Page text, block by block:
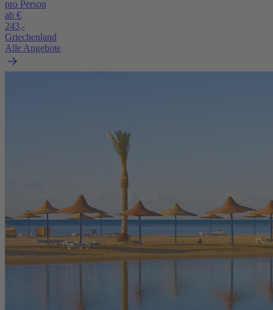
pro Person
ab €
243,-
Griechenland
Alle Angebote